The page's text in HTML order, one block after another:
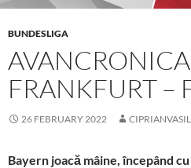
BUNDESLIGA
FRANKFURT –
26 FEBRUARY 2022
Bayern joacă mâine, începând